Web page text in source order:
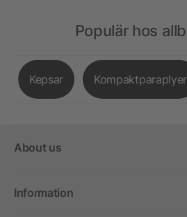
Populär hos
Kepsar Kompaktparaplyer
About us
Information